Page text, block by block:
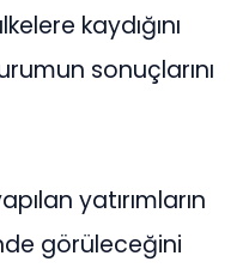
kaydığını
sonuçlarını
yatırımların
görüleceğini